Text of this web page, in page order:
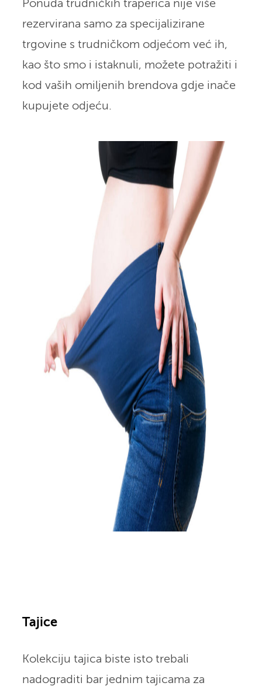
Ponuda trudničkih traperica nije više
rezervirana samo za specijalizirane
trgovine s trudničkom odjećom već ih,
kao što smo i istaknuli, možete potražiti i
kod vaših omiljenih brendova gdje inače
kupujete odjeću.
Tajice
Kolekciju tajica biste isto trebali
nadograditi bar jednim tajicama za